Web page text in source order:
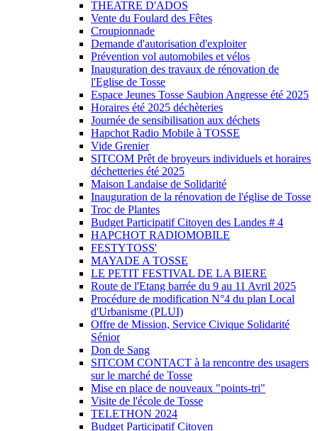
THEATRE D'ADOS
Vente du Foulard des Fêtes
Croupionnade
Demande d'autorisation d'exploiter
Prévention vol automobiles et vélos
Inauguration des travaux de rénovation de
l'Eglise de Tosse
Espace Jeunes Tosse Saubion Angresse été 2025
Horaires été 2025 déchèteries
Journée de sensibilisation aux déchets
Hapchot Radio Mobile à TOSSE
Vide Grenier
SITCOM Prêt de broyeurs individuels et horaires
déchetteries été 2025
Maison Landaise de Solidarité
Inauguration de la rénovation de l'église de Tosse
Troc de Plantes
Budget Participatif Citoyen des Landes # 4
HAPCHOT RADIOMOBILE
FESTYTOSS'
MAYADE A TOSSE
LE PETIT FESTIVAL DE LA BIERE
Route de l'Etang barrée du 9 au 11 Avril 2025
Procédure de modification N°4 du plan Local
d'Urbanisme (PLUI)
Offre de Mission, Service Civique Solidarité
Sénior
Don de Sang
SITCOM CONTACT à la rencontre des usagers
sur le marché de Tosse
Mise en place de nouveaux "points-tri"
Visite de l'école de Tosse
TELETHON 2024
Budget Participatif Citoyen